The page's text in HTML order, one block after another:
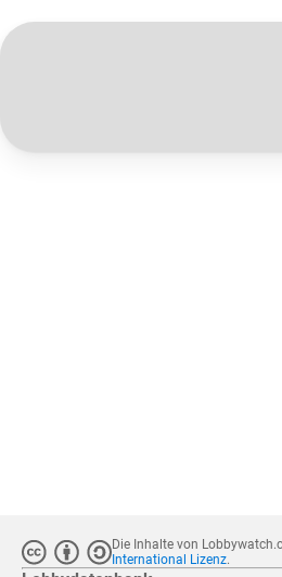
Die Inhalte von
International Lizenz.